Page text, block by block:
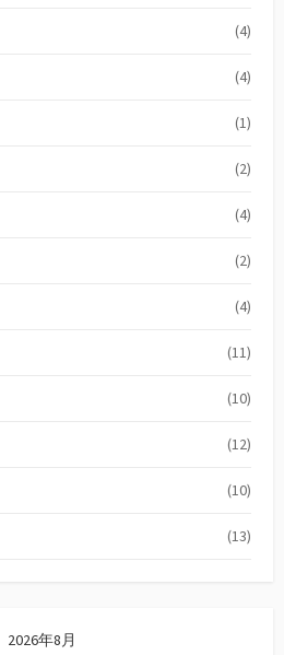
(4)
(4)
(1)
(2)
(4)
(2)
(4)
(11)
(10)
(12)
(10)
(13)
2026年8月